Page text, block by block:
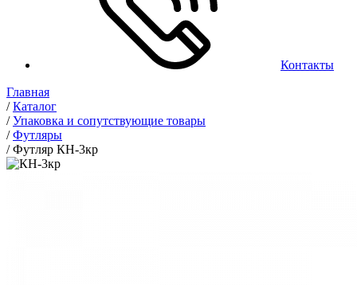
Контакты
Главная
/Каталог
/Упаковка и сопутствующие товары
/Футляры
/Футляр КН-3кр